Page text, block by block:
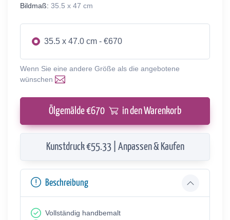
Bildmaß: 35.5 x 47 cm
35.5 x 47.0 cm - €670
Wenn Sie eine andere Größe als die angebotene
wünschen
Ölgemälde €670 in den Warenkorb
Kunstdruck €55.33 | Anpassen & Kaufen
Beschreibung
Vollständig handbemalt